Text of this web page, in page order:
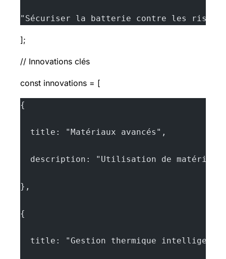
"Sécuriser la batterie contre les
];
// Innovations clés
const innovations = [
{
  title: "Matériaux avancés",
description: "Utilisation de
},
{
title: "Gestion thermique